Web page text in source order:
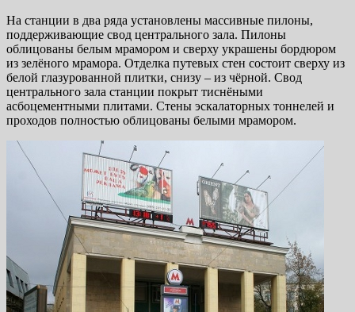
На станции в два ряда установлены массивные пилоны,
поддерживающие свод центрального зала. Пилоны
облицованы белым мрамором и сверху украшены бордюром
из зелёного мрамора. Отделка путевых стен состоит сверху из
белой глазурованной плитки, снизу – из чёрной. Свод
центрального зала станции покрыт тиснёными
асбоцементными плитами. Стены эскалаторных тоннелей и
проходов полностью облицованы белыми мрамором.